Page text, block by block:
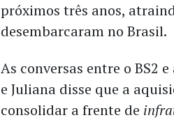
próximos três anos,
desembarcaram no Brasil.
As conversas entre o BS2
e Juliana disse que a
consolidar a frente de